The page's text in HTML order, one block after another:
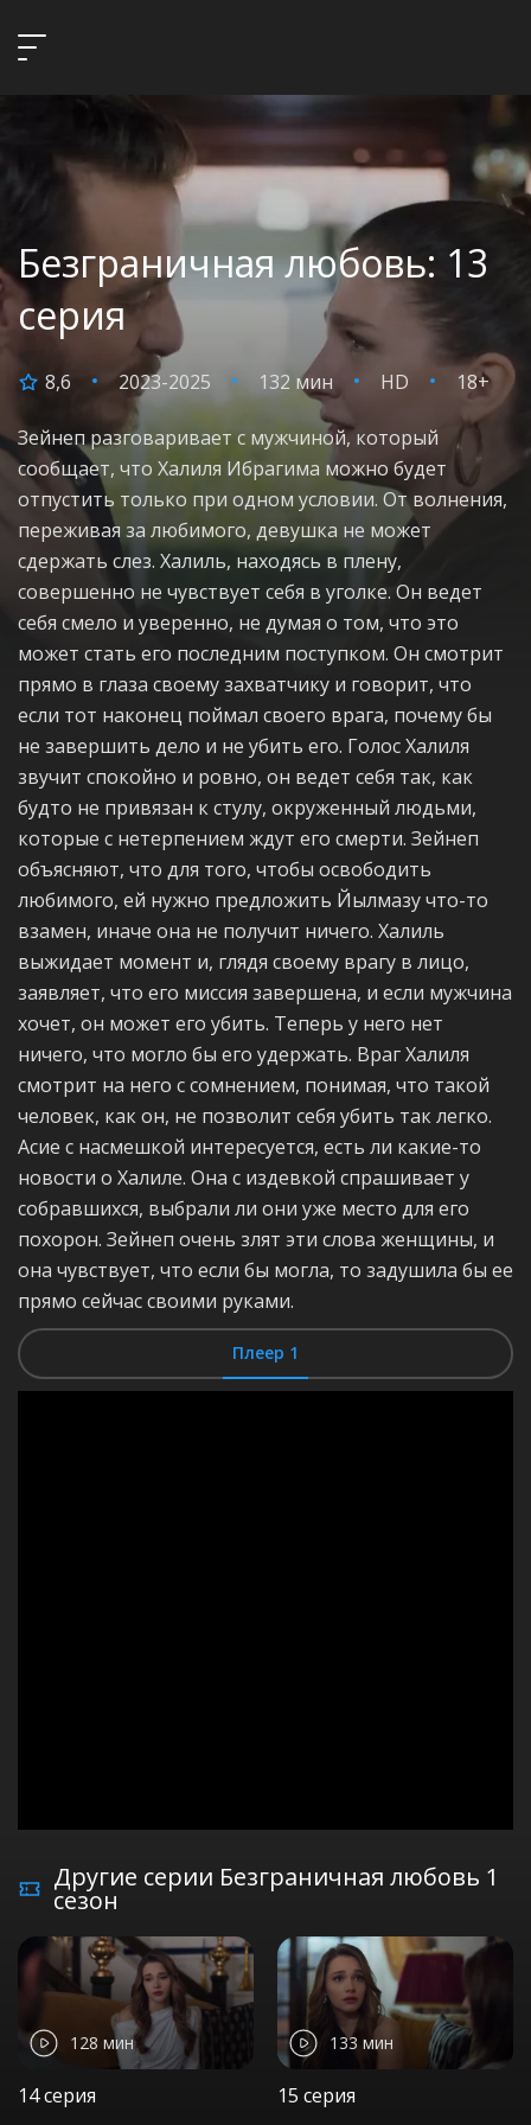
Безграничная любовь: 13
серия
8,6 2023-2025 132 мин HD 18+
Зейнеп разговаривает с мужчиной, который
сообщает, что Халиля Ибрагима можно будет
отпустить только при одном условии. От волнения,
переживая за любимого, девушка не может
сдержать слез. Халиль, находясь в плену,
совершенно не чувствует себя в уголке. Он ведет
себя смело и уверенно, не думая о том, что это
может стать его последним поступком. Он смотрит
прямо в глаза своему захватчику и говорит, что
если тот наконец поймал своего врага, почему бы
не завершить дело и не убить его. Голос Халиля
звучит спокойно и ровно, он ведет себя так, как
будто не привязан к стулу, окруженный людьми,
которые с нетерпением ждут его смерти. Зейнеп
объясняют, что для того, чтобы освободить
любимого, ей нужно предложить Йылмазу что-то
взамен, иначе она не получит ничего. Халиль
выжидает момент и, глядя своему врагу в лицо,
заявляет, что его миссия завершена, и если мужчина
хочет, он может его убить. Теперь у него нет
ничего, что могло бы его удержать. Враг Халиля
смотрит на него с сомнением, понимая, что такой
человек, как он, не позволит себя убить так легко.
Асие с насмешкой интересуется, есть ли какие-то
новости о Халиле. Она с издевкой спрашивает у
собравшихся, выбрали ли они уже место для его
похорон. Зейнеп очень злят эти слова женщины, и
она чувствует, что если бы могла, то задушила бы ее
прямо сейчас своими руками.
Плеер 1
Другие серии Безграничная любовь 1
сезон
128 мин
14 серия
133 мин
15 серия